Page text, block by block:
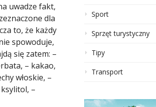
uwadze fakt,
dla
to, że każdy
spowoduje,
się zatem: –
– kakao,
włoskie, –
–
Sport
Sprzęt turystyczny
Tipy
Transport